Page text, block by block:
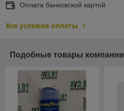
Оплата банковской картой
Все условия оплаты
Подобные товары компании